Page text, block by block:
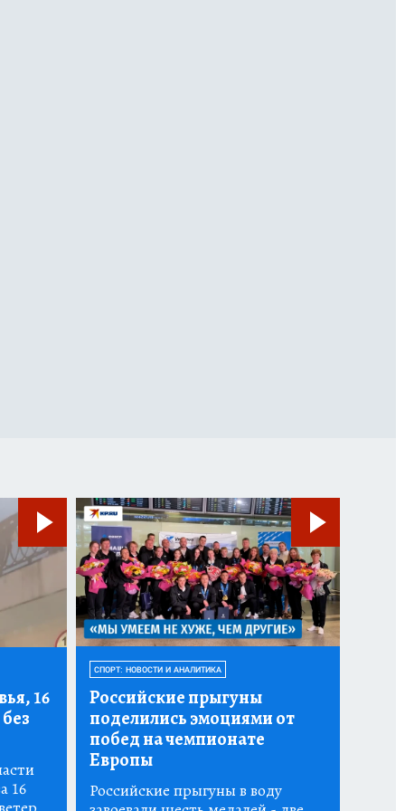
16
16
СПОРТ: НОВОСТИ И АНАЛИТИКА
Российские прыгуны
поделились эмоциями от
побед на чемпионате
Европы
Российские прыгуны в воду